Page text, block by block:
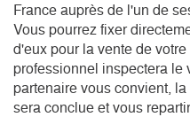
France auprès de l'un de
Vous pourrez fixer
d'eux pour la vente de
professionnel inspectera le
partenaire vous convient, la
sera conclue et vous